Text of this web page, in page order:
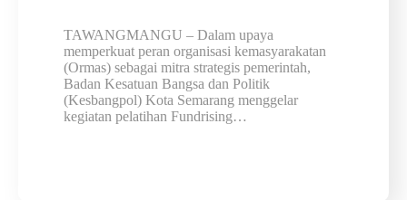
TAWANGMANGU – Dalam upaya
memperkuat peran organisasi kemasyarakatan
(Ormas) sebagai mitra strategis pemerintah,
Badan Kesatuan Bangsa dan Politik
(Kesbangpol) Kota Semarang menggelar
kegiatan pelatihan Fundrising…